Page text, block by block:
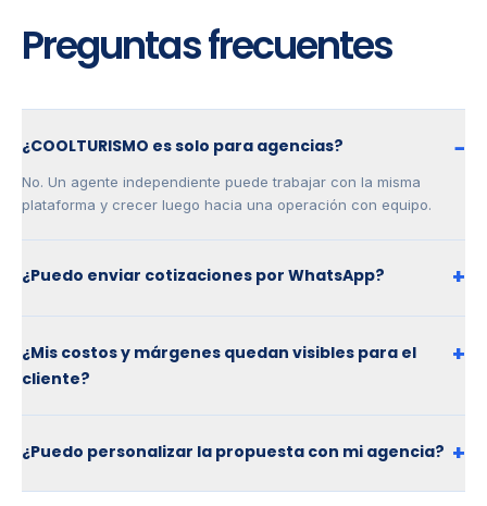
Preguntas frecuentes
¿COOLTURISMO es solo para agencias?
No. Un agente independiente puede trabajar con la misma
plataforma y crecer luego hacia una operación con equipo.
−
¿Puedo enviar cotizaciones por WhatsApp? +
¿Mis costos y márgenes quedan visibles para el
cliente?
+
¿Puedo personalizar la propuesta con mi agencia? +